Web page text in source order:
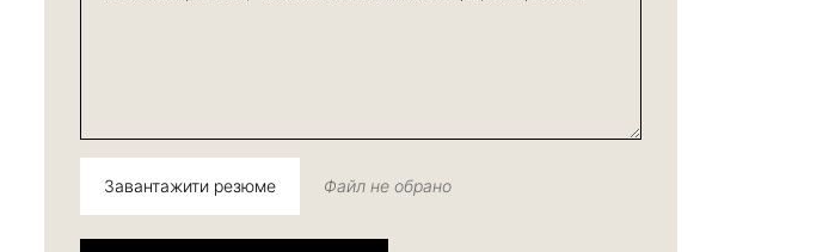
Завантажити резюме Файл не обрано